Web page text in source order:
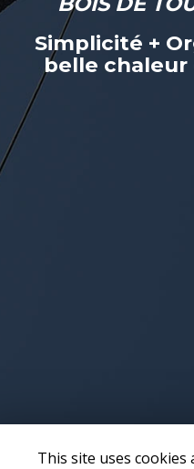
Simplicité +
belle chaleur
This site uses